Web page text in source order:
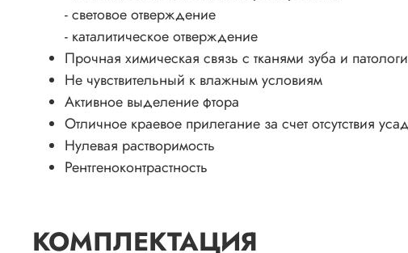
- световое отверждение
- каталитическое отверждение
Прочная химическая связь с тканями зуба и
Не чувствительный к влажным условиям
Активное выделение фтора
Отличное краевое прилегание за счет отсутствия
Нулевая растворимость
Рентгеноконтрастность
КОМПЛЕКТАЦИЯ